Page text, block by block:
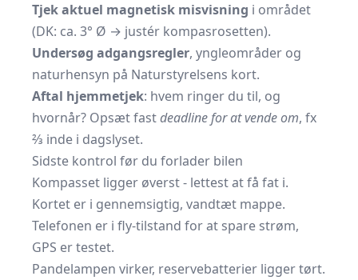
Tjek aktuel magnetisk misvisning i området
(DK: ca. 3° Ø → justér kompasrosetten).
Undersøg adgangsregler, yngleområder og
naturhensyn på Naturstyrelsens kort.
Aftal hjemmetjek: hvem ringer du til, og
hvornår? Opsæt fastdeadline for at vende om, fx
⅔ inde i dagslyset.
Sidste kontrol før du forlader bilen
Kompasset ligger øverst - lettest at få fat i.
Kortet er i gennemsigtig, vandtæt mappe.
Telefonen er i fly-tilstand for at spare strøm,
GPS er testet.
Pandelampen virker, reservebatterier ligger tørt.